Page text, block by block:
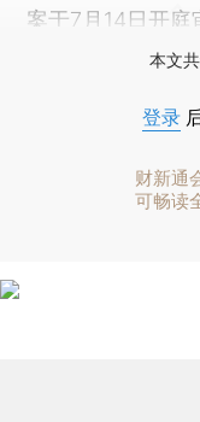
案于7月14日开庭
本文
登录
财新通
可畅读